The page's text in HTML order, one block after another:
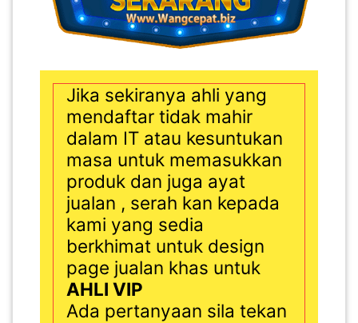
Jika sekiranya ahli yang
mendaftar tidak mahir
dalam IT atau kesuntukan
masa untuk memasukkan
produk dan juga ayat
jualan , serah kan kepada
kami yang sedia
berkhimat untuk design
page jualan khas untuk
AHLI VIP
Ada pertanyaan sila tekan